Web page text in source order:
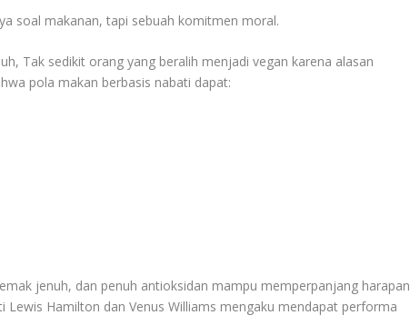
soal makanan, tapi sebuah komitmen moral.
Tak sedikit orang yang beralih menjadi vegan karena alasan
pola makan berbasis nabati dapat:
jenuh, dan penuh antioksidan mampu memperpanjang harapan
Hamilton dan Venus Williams mengaku mendapat performa